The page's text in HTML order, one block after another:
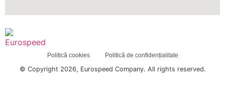
Politică cookies Politică de confidențialitate
© Copyright 2026, Eurospeed Company. All rights reserved.